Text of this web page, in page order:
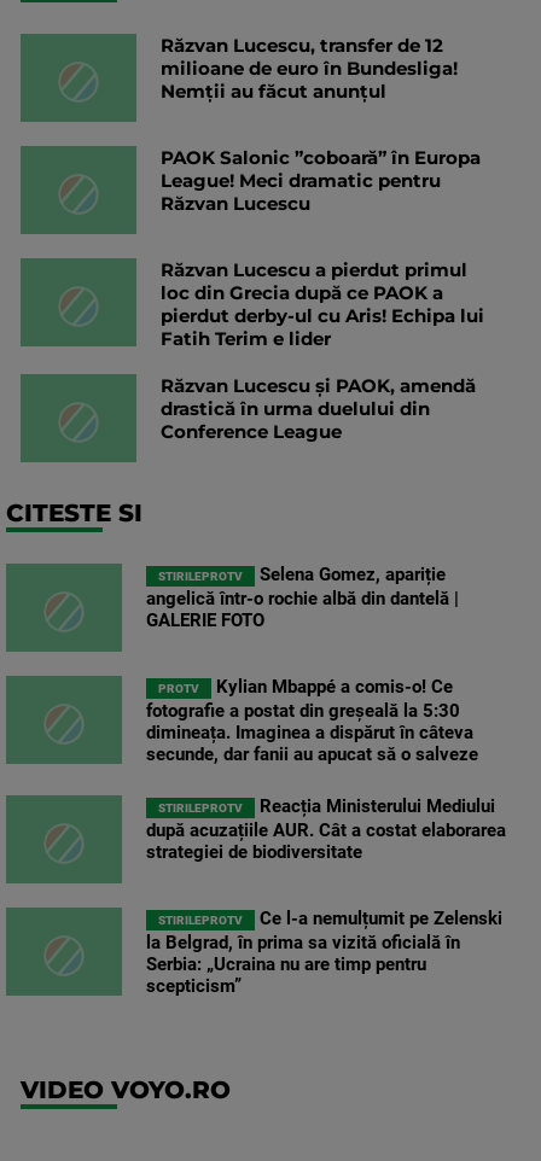
Răzvan Lucescu, transfer de 12
milioane de euro în Bundesliga!
Nemții au făcut anunțul
PAOK Salonic ”coboară” în Europa
League! Meci dramatic pentru
Răzvan Lucescu
Răzvan Lucescu a pierdut primul
loc din Grecia după ce PAOK a
pierdut derby-ul cu Aris! Echipa lui
Fatih Terim e lider
Răzvan Lucescu și PAOK, amendă
drastică în urma duelului din
Conference League
CITESTE SI
STIRILEPROTV
Selena Gomez, apariție
angelică într-o rochie albă din dantelă |
GALERIE FOTO
PROTV
Kylian Mbappé a comis-o! Ce
fotografie a postat din greșeală la 5:30
dimineața. Imaginea a dispărut în câteva
secunde, dar fanii au apucat să o salveze
STIRILEPROTV
Reacția Ministerului Mediului
după acuzațiile AUR. Cât a costat elaborarea
strategiei de biodiversitate
STIRILEPROTV
Ce l-a nemulțumit pe Zelenski
la Belgrad, în prima sa vizită oficială în
Serbia: „Ucraina nu are timp pentru
scepticism”
VIDEO VOYO.RO